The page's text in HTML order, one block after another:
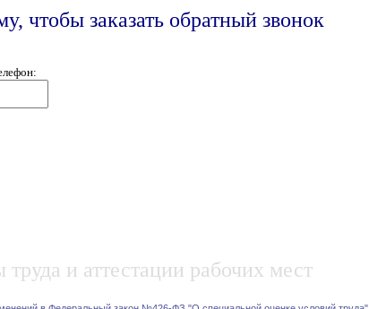
чтобы заказать обратный звонок
и аттестации рабочих мест